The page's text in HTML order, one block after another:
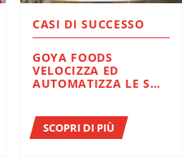
CASI DI SUCCESSO
GOYA FOODS
VELOCIZZA ED
AUTOMATIZZA LE SUE
SCOPRI DI PIÙ